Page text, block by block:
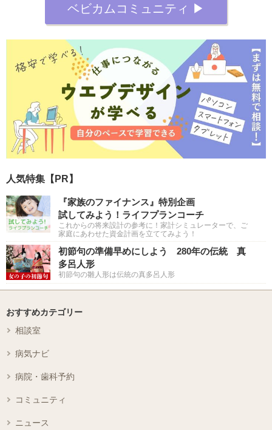
ベビカムコミュニティ ▶︎
人気特集【PR】
『家族のファイナンス』特別企画
試してみよう！ライフプランコーチ
これからの将来設計の参考に！家計シミュレーターで、ご
家庭にあわせた資金計画を立ててみよう！
初節句の準備早めにしよう 280年の伝統 真
多呂人形
初節句の雛人形は伝統の真多呂人形
おすすめカテゴリー
相談室
病気ナビ
病院・歯科予約
コミュニティ
ニュース